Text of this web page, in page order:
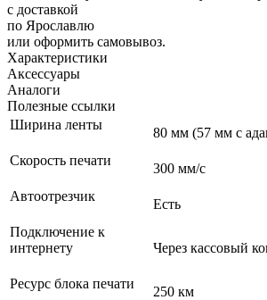
с доставкой
по Ярославлю
или оформить самовывоз.
Характеристики
Аксессуары
Аналоги
Полезные ссылки
Ширина ленты
80 мм (57 мм с
Скорость печати
300 мм/с
Автоотрезчик
Есть
Подключение к
интернету
Через кассовый
Ресурс блока печати
250 км